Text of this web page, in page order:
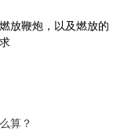
放鞭炮，以及燃放的
算？
亮宽阔。
、条案、角几等